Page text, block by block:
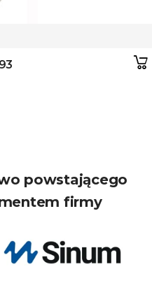
powstającego
firmy